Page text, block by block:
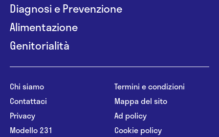
Diagnosi e Prevenzione
Alimentazione
Genitorialità
Chi siamo
Contattaci
Privacy
Modello 231
Termini e condizioni
Mappa del sito
Ad policy
Cookie policy